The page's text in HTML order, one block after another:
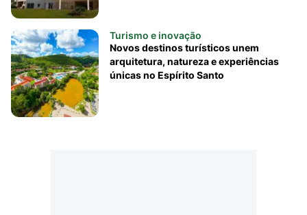
Turismo e inovação
Novos destinos turísticos unem
arquitetura, natureza e experiências
únicas no Espírito Santo